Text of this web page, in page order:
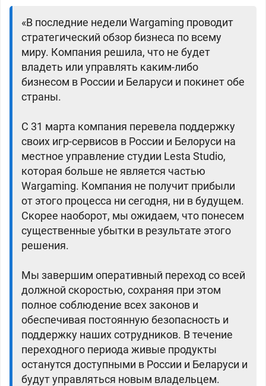
«В последние недели Wargaming проводит
стратегический обзор бизнеса по всему
миру. Компания решила, что не будет
владеть или управлять каким-либо
бизнесом в России и Беларуси и покинет обе
страны.
С 31 марта компания перевела поддержку
своих игр-сервисов в России и Белоруси на
местное управление студии Lesta Studio,
которая больше не является частью
Wargaming. Компания не получит прибыли
от этого процесса ни сегодня, ни в будущем.
Скорее наоборот, мы ожидаем, что понесем
существенные убытки в результате этого
решения.
Мы завершим оперативный переход со всей
должной скоростью, сохраняя при этом
полное соблюдение всех законов и
обеспечивая постоянную безопасность и
поддержку наших сотрудников. В течение
переходного периода живые продукты
останутся доступными в России и Беларуси и
будут управляться новым владельцем.